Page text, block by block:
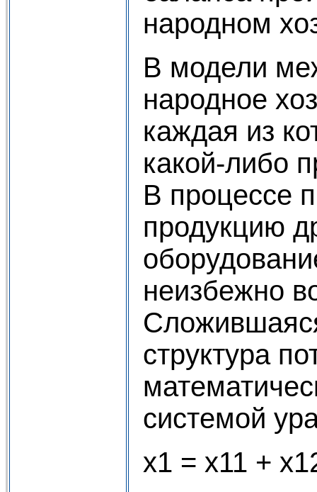
народном
В модели
народное
каждая из
какой-либо
В процессе
продукцию
неизбежно
структура
системой
х1 = х11 +